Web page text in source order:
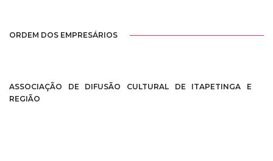
ORDEM DOS EMPRESÁRIOS
ASSOCIAÇÃO DE DIFUSÃO CULTURAL DE ITAPETINGA E
REGIÃO